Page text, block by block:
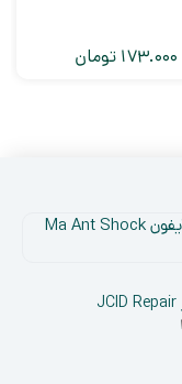
173.000 تومان